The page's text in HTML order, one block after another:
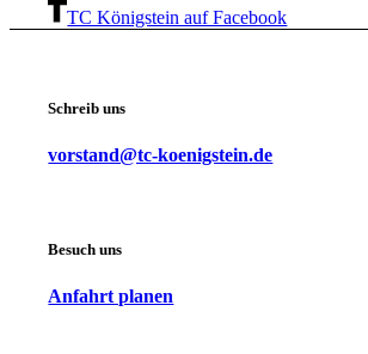
TC Königstein auf Facebook
Schreib uns
vorstand@tc-koenigstein.de
Besuch uns
Anfahrt planen